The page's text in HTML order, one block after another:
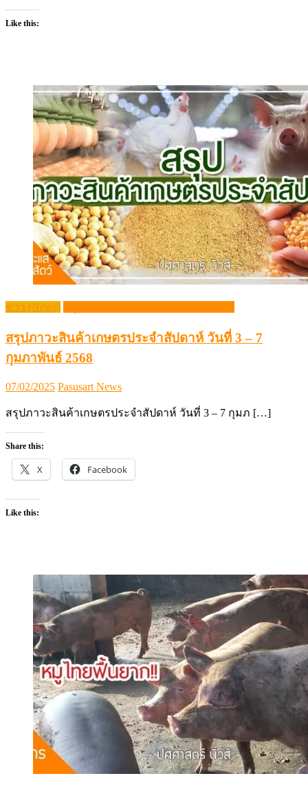
Like this:
ข่าว (News)
สรุปภาวะสินค้าเกษตรประจำสัปดาห์ วันที่ 3 – 7
กุมภาพันธ์ 2568
Posted
07/02/2025 Author
Pasusart News
สรุปภาวะสินค้าเกษตรประจำสัปดาห์ วันที่ 3 – 7 กุมภ […]
Share this:
X Facebook
Like this: